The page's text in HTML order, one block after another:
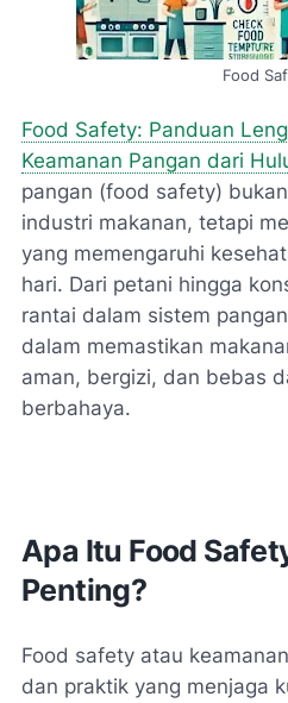
Food
Food Safety: Panduan
Keamanan Pangan dari
pangan (food safety)
industri makanan, tetapi
yang memengaruhi
hari. Dari petani hingga
rantai dalam sistem
dalam memastikan
aman, bergizi, dan bebas
berbahaya.
Apa Itu Food
Penting?
Food safety atau
dan praktik yang menjaga